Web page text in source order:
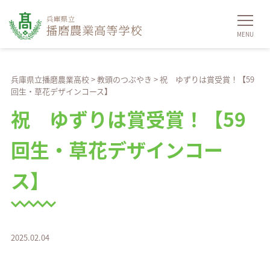
兵庫県立播磨農業高校>教頭のつぶやき >祝 ゆずりは賞受賞！【59
回生・草花デザインコース】
祝 ゆずりは賞受賞！【59
回生・草花デザインコー
ス】
2025.02.04